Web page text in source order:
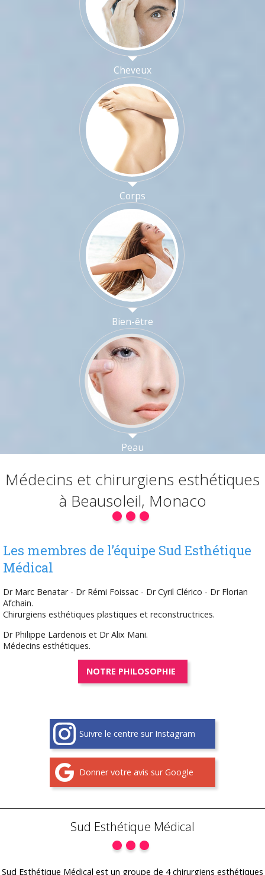
Cheveux
Corps
Bien-être
Peau
Médecins et chirurgiens esthétiques
à Beausoleil, Monaco
Les membres de l’équipe Sud Esthétique
Médical
Dr Marc Benatar - Dr Rémi Foissac - Dr Cyril Clérico - Dr Florian
Afchain.
Chirurgiens esthétiques plastiques et reconstructrices.
Dr Philippe Lardenois et Dr Alix Mani.
Médecins esthétiques.
NOTRE PHILOSOPHIE
Suivre le centre sur Instagram
Donner votre avis sur Google
Sud Esthétique Médical
Sud Esthétique Médical est un groupe de 4 chirurgiens esthétiques